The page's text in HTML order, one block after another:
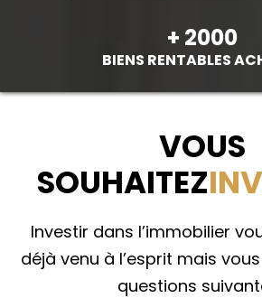
+ 2000
BIENS RENTABLES
VOUS
SOUHAITEZ
Investir dans l’immobilier
déjà venu à l’esprit mais
questions